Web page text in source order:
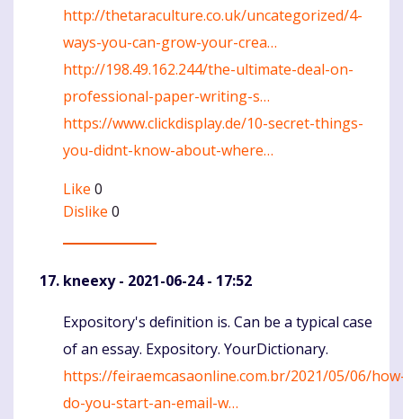
http://thetaraculture.co.uk/uncategorized/4-
ways-you-can-grow-your-crea…
http://198.49.162.244/the-ultimate-deal-on-
professional-paper-writing-s…
https://www.clickdisplay.de/10-secret-things-
you-didnt-know-about-where…
Like 0
Dislike 0
kneexy- 2021-06-24 - 17:52
Komentaras
Expository's definition is. Can be a typical case
of an essay. Expository. YourDictionary.
https://feiraemcasaonline.com.br/2021/05/06/
do-you-start-an-email-w…